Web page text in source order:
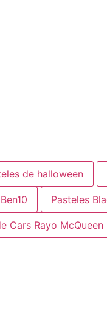
de halloween
Pasteles
Cars Rayo McQueen